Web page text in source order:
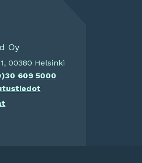
Oy
00380 Helsinki
30 609 5000